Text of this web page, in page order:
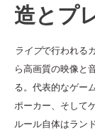
造とプ
ライブで行われる
ら高画質の映像と
る。代表的なゲー
ポーカー、そして
ルール自体はラン